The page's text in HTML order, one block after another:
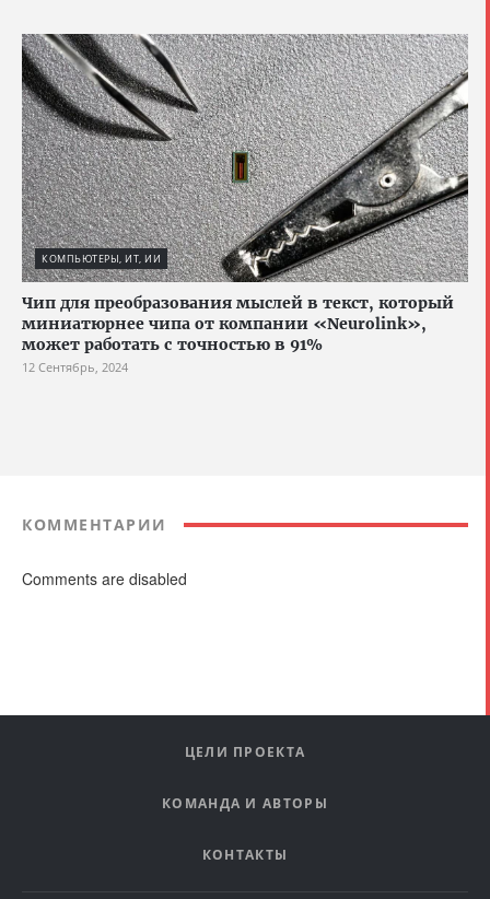
КОМПЬЮТЕРЫ, ИТ, ИИ
Чип для преобразования мыслей в текст, который
миниатюрнее чипа от компании «Neurolink»,
может работать с точностью в 91%
12 Сентябрь, 2024
КОММЕНТАРИИ
Comments are disabled
ЦЕЛИ ПРОЕКТА
КОМАНДА И АВТОРЫ
КОНТАКТЫ